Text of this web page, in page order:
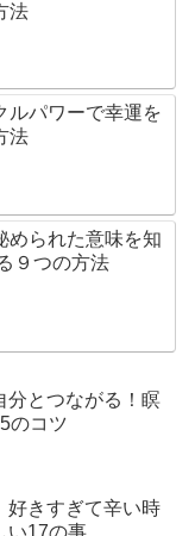
法
ルパワーで幸運を
法
められた意味を知
９つの方法
分とつながる！瞑
のコツ
好きすぎて辛い時